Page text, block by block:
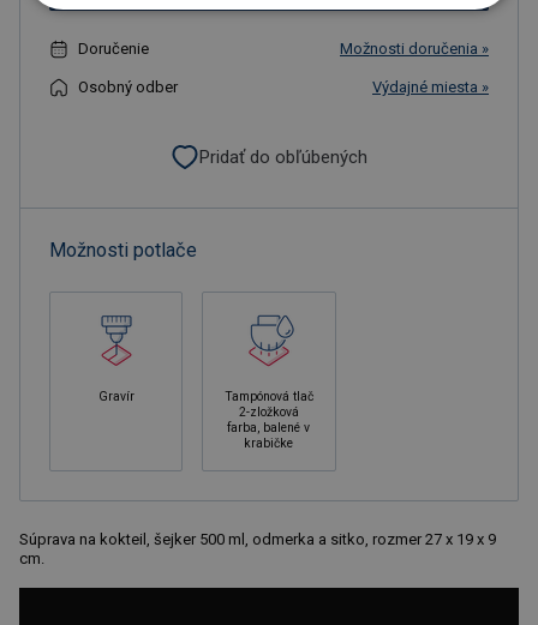
Doručenie Možnosti doručenia »
Osobný odber Výdajné miesta »
Pridať do obľúbených
Možnosti potlače
Gravír
Tampónová tlač
2-zložková
farba, balené v
krabičke
Súprava na kokteil, šejker 500 ml, odmerka a sitko, rozmer 27 x 19 x 9
cm.